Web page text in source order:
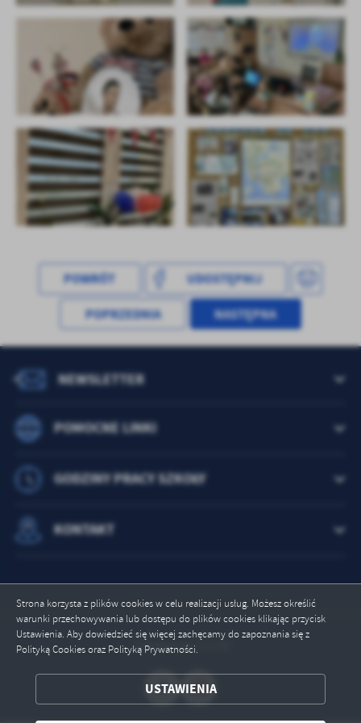
Strona korzysta z plików cookies w celu realizacji usług. Możesz określić
warunki przechowywania lub dostępu do plików cookies klikając przycisk
Ustawienia. Aby dowiedzieć się więcej zachęcamy do zapoznania się z
Polityką Cookies oraz Polityką Prywatności.
USTAWIENIA
treści w postaci wiadomości, ofert, komunikatów mediów
społecznościowych.
ZAPISZ WYBRANE
POWRÓT UDOSTĘPNIJ
POPRZEDNIA NASTĘPNA
POMOCNE LINKI
NEWSLETTER
GODZINY PRACY SZKOŁY
KONTAKT
Odwiedzin: 21238